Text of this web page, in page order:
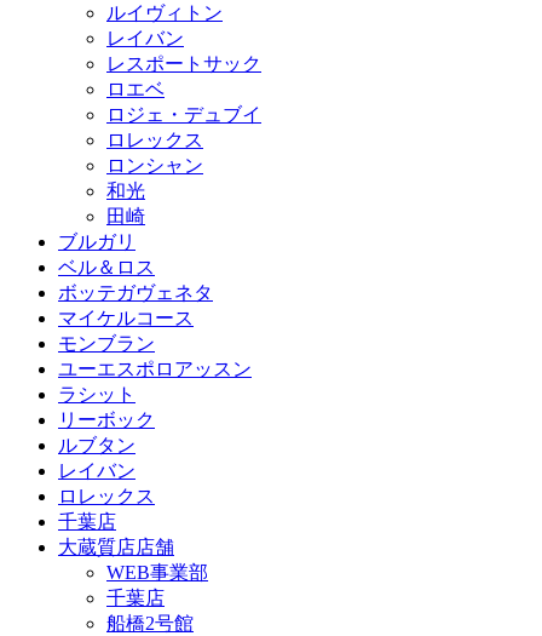
ルイヴィトン
レイバン
レスポートサック
ロエベ
ロジェ・デュブイ
ロレックス
ロンシャン
和光
田崎
ブルガリ
ベル＆ロス
ボッテガヴェネタ
マイケルコース
モンブラン
ユーエスポロアッスン
ラシット
リーボック
ルブタン
レイバン
ロレックス
千葉店
大蔵質店店舗
WEB事業部
千葉店
船橋2号館